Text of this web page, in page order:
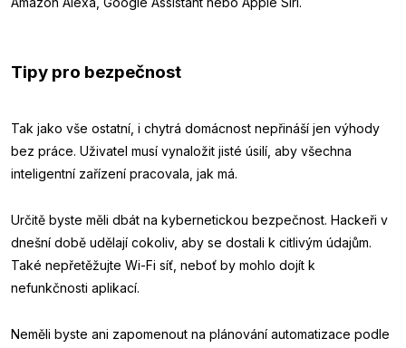
Tipy pro bezpečnost
Tak jako vše ostatní, i chytrá domácnost nepřináší jen výhody
bez práce. Uživatel musí vynaložit jisté úsilí, aby všechna
inteligentní zařízení pracovala, jak má.
Určitě byste měli dbát na kybernetickou bezpečnost. Hackeři v
dnešní době udělají cokoliv, aby se dostali k citlivým údajům.
Také nepřetěžujte Wi-Fi síť, neboť by mohlo dojít k
nefunkčnosti aplikací.
Neměli byste ani zapomenout na plánování automatizace podle